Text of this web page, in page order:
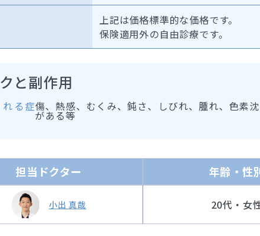
上記は価格標準的な価格です。
保険適用外の自由診療です。
と副作用
る症傷、熱感、むくみ、鈍さ、しびれ、腫れ、色素
がある等
担当ドクター
小出 真哉
年齢・性
20代・女